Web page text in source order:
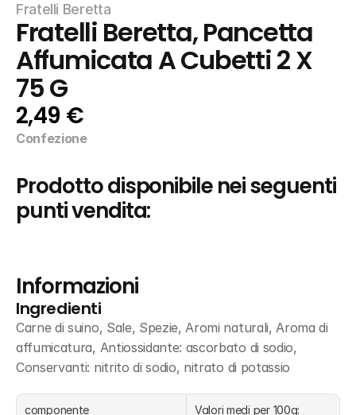
Fratelli Beretta
Fratelli Beretta, Pancetta
Affumicata A Cubetti 2 X
75 G
2,49 €
Confezione
Prodotto disponibile nei seguenti
punti vendita:
Informazioni
Ingredienti
Carne di suino, Sale, Spezie, Aromi naturali, Aroma di
affumicatura, Antiossidante: ascorbato di sodio,
Conservanti: nitrito di sodio, nitrato di potassio
componente Valori medi per 100g: